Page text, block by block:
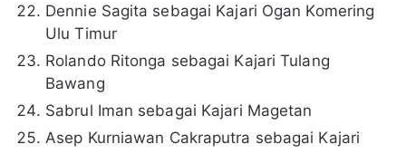
Dennie Sagita sebagai Kajari Ogan Komering
Ulu Timur
Rolando Ritonga sebagai Kajari Tulang
Bawang
Sabrul Iman sebagai Kajari Magetan
Asep Kurniawan Cakraputra sebagai Kajari